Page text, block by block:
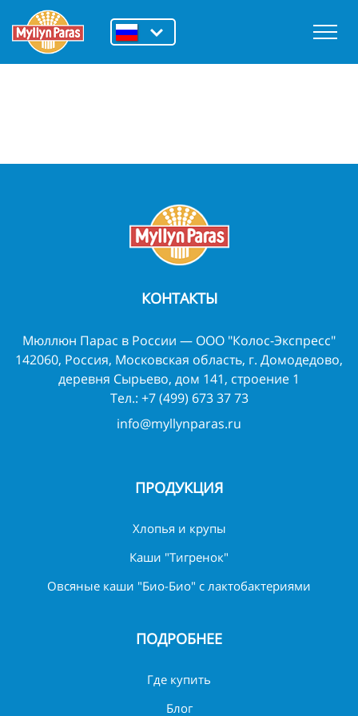
КОНТАКТЫ
Мюллюн Парас в России — ООО "Колос-Экспресс"
142060, Россия, Московская область, г. Домодедово,
деревня Сырьево, дом 141, строение 1
Тел.: +7 (499) 673 37 73
info@myllynparas.ru
ПРОДУКЦИЯ
Хлопья и крупы
Каши "Тигренок"
Овсяные каши "Био-Био" с лактобактериями
ПОДРОБНЕЕ
Где купить
Блог